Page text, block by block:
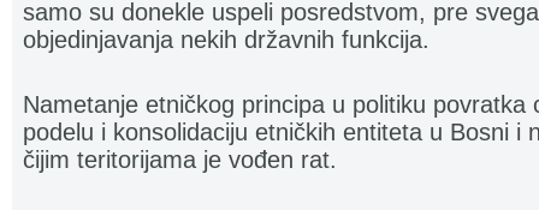
samo su donekle uspeli posredstvom, pre
objedinjavanja nekih državnih funkcija.
Nametanje etničkog principa u politiku povratka
podelu i konsolidaciju etničkih entiteta u Bosni i
čijim teritorijama je vođen rat.